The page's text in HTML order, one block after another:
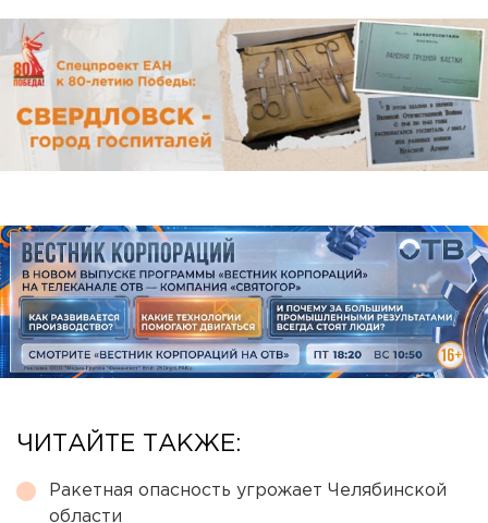
ЧИТАЙТЕ ТАКЖЕ:
Ракетная опасность угрожает Челябинской
области